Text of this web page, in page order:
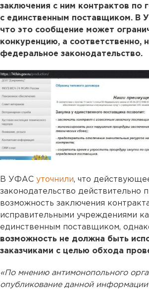
заключения с ним контрактов по
с единственным поставщиком. В
что это сообщение может
конкуренцию, а соответственно,
федеральное законодательство.
В УФАС уточнили, что
законодательство действительно
возможность заключения
исправительными учреждениями
единственным поставщиком,
возможность не должна быть
заказчиками с целью обхода
«По мнению антимонопольного
опубликование данной информации